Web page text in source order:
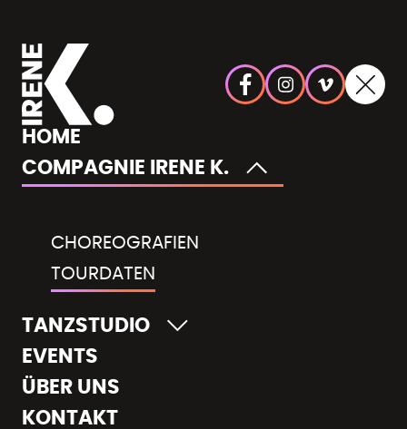
HOME
COMPAGNIE IRENE K.
CHOREOGRAFIEN
TOURDATEN
TANZSTUDIO
EVENTS
ÜBER UNS
KONTAKT